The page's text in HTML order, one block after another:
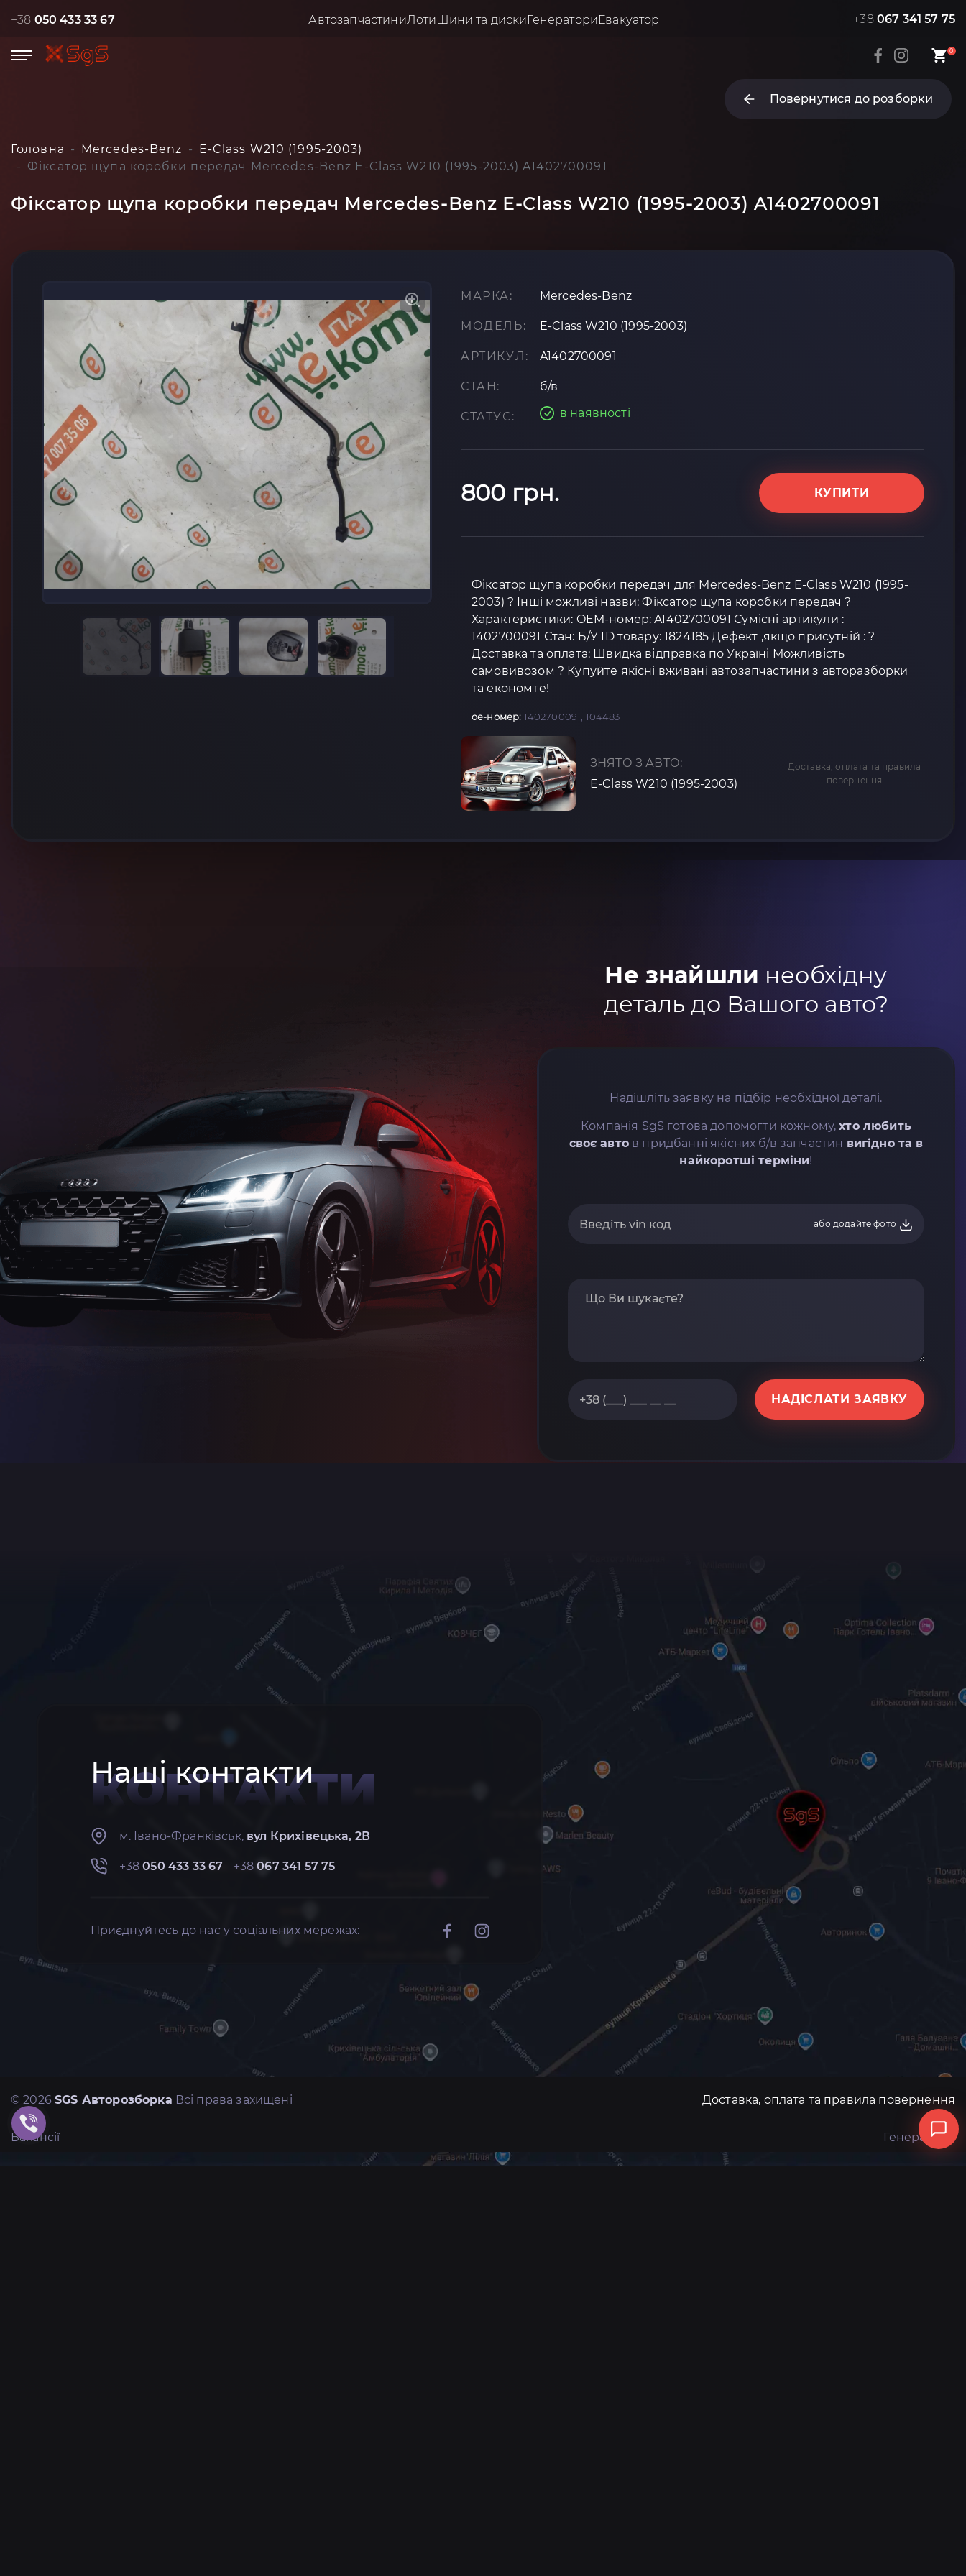
+38 050 433 33 67 АвтозапчастиниЛотиШини та дискиГенераториЕвакуатор +38 067 341 57 75
0
Повернутися до розборки
Головна Mercedes-Benz
E-Class W210 (1995-2003)
Фіксатор щупа коробки передач Mercedes-Benz E-Class W210 (1995-2003) A1402700091
Фіксатор щупа коробки передач Mercedes-Benz E-Class W210 (1995-2003) A1402700091
МАРКА: Mercedes-Benz
МОДЕЛЬ: E-Class W210 (1995-2003)
АРТИКУЛ: A1402700091
СТАН: б/в
СТАТУС: в наявності
800 грн. КУПИТИ
Фіксатор щупа коробки передач для Mercedes-Benz E-Class W210 (1995-
2003) ? Інші можливі назви: Фіксатор щупа коробки передач ?
Характеристики: OEM-номер: A1402700091 Сумісні артикули :
1402700091 Стан: Б/У ID товару: 1824185 Дефект ,якщо присутній : ?
Доставка та оплата: Швидка відправка по Україні Можливість
самовивозом ? Купуйте якісні вживані автозапчастини з авторазборки
та економте!
oe-номер: 1402700091, 104483
ЗНЯТО З АВТО:
E-Class W210 (1995-2003)
Доставка, оплата та правила
повернення
Не знайшли необхідну
деталь до Вашого авто?
Надішліть заявку на підбір необхідної деталі.
Компанія SgS готова допомогти кожному,хто любить
своє автов придбанні якісних б/в запчастин вигідно та в
найкоротші терміни!
або додайте фото
НАДІСЛАТИ ЗАЯВКУ
Наші контакти
КОНТАКТИ
м. Івано-Франківськ, вул Крихівецька, 2В
+38050 433 33 67 +38067 341 57 75
Приєднуйтесь до нас у соціальних мережах:
© 2026SGS Авторозборка Всі права захищені Доставка, оплата та правила повернення
Вакансії Генератори